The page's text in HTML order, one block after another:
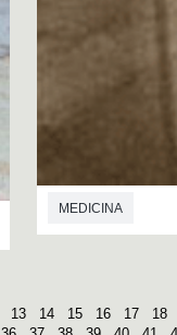
MEDICINA
13 14 15 16 17 18